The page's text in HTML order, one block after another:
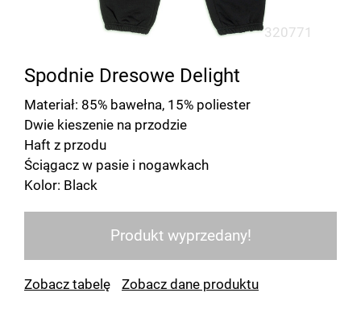
Spodnie Dresowe Delight
320771
Materiał: 85% bawełna, 15% poliester
Dwie kieszenie na przodzie
Haft z przodu
Ściągacz w pasie i nogawkach
Kolor: Black
Produkt wyprzedany!
Zobacz tabelę Zobacz dane produktu